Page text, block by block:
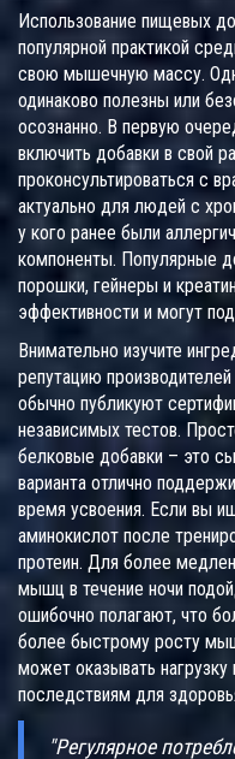
Использование пищевых
популярной практикой
свою мышечную массу.
одинаково полезны или
осознанно. В первую
включить добавки в свой
проконсультироваться с
актуально для людей с
у кого ранее были
компоненты. Популярные
порошки, гейнеры и
эффективности и могут
Внимательно изучите
репутацию
обычно публикуют
независимых тестов.
белковые добавки – это
варианта отлично
время усвоения. Если вы
аминокислот после
протеин. Для более
мышц в течение ночи
ошибочно полагают, что
более быстрому росту
может оказывать нагрузку
последствиям для
"Регулярное